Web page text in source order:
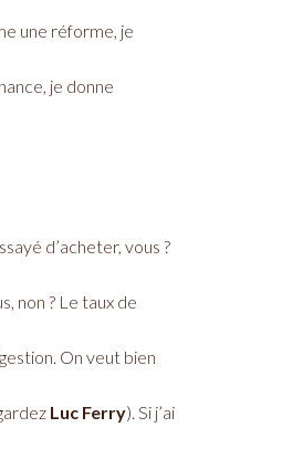
une réforme, je
je donne
d’acheter, vous ?
non ? Le taux de
On veut bien
Luc Ferry). Si j’ai